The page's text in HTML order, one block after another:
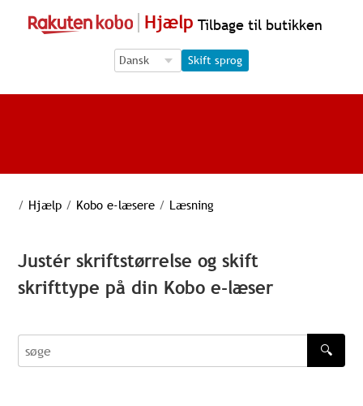
Hjælp Tilbage til butikken
Language Selection
Language Selection
Skift sprog
/ Hjælp / Kobo e-læsere / Læsning
Justér skriftstørrelse og skift
skrifttype på din Kobo e-læser
søge
🔍